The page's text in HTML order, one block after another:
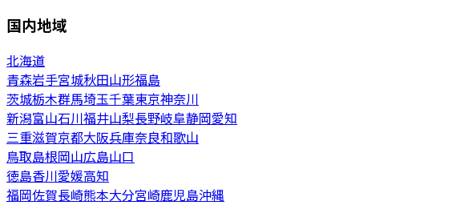
国内地域
北海道
青森岩手宮城秋田山形福島
茨城栃木群馬埼玉千葉東京神奈川
新潟富山石川福井山梨長野岐阜静岡愛知
三重滋賀京都大阪兵庫奈良和歌山
鳥取島根岡山広島山口
徳島香川愛媛高知
福岡佐賀長崎熊本大分宮崎鹿児島沖縄